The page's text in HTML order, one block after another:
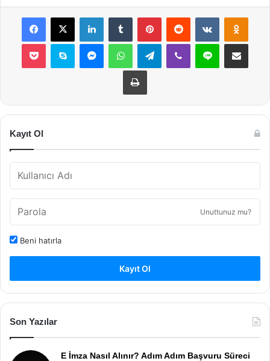
Facebook
X LinkedInTumblr PinterestReddit VKontakte
Pocket Skype MessengerWhatsAppTelegramViber Line E-Posta ile
Yazdır
Kayıt Ol
Unuttunuz mu?
Beni hatırla
Kayıt Ol
Son Yazılar
E İmza Nasıl Alınır? Adım Adım Başvuru Süreci